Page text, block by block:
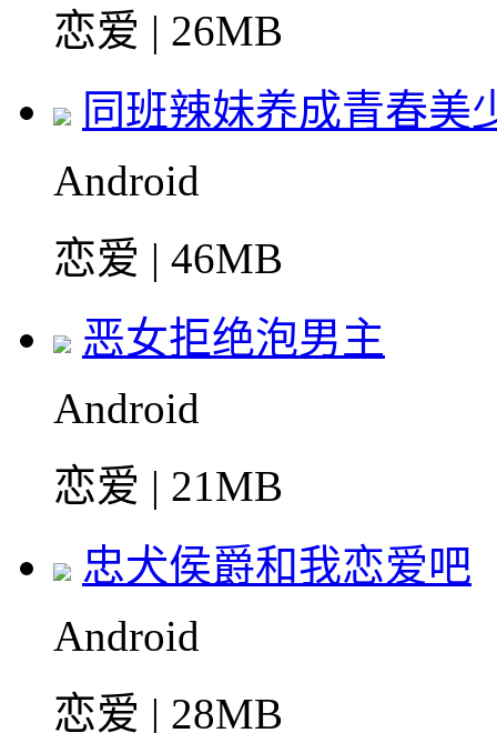
恋爱 | 26MB
同班辣妹养成青春美
Android
恋爱 | 46MB
恶女拒绝泡男主
Android
恋爱 | 21MB
忠犬侯爵和我恋爱吧
Android
恋爱 | 28MB